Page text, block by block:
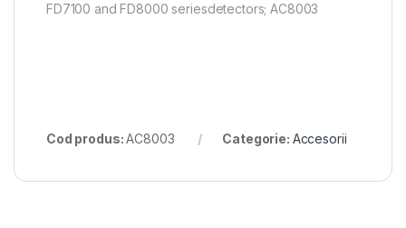
FD7100 and FD8000 seriesdetectors; AC8003
Cod produs:AC8003 Categorie: Accesorii